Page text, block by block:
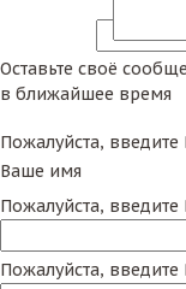
Оставьте своё
в ближайшее время
Пожалуйста,
Ваше имя
Пожалуйста,
Пожалуйста,